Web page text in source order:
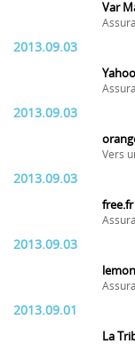
Var
2013.09.03
2013.09.03
Vers
2013.09.03
free.fr
2013.09.03
2013.09.01
La